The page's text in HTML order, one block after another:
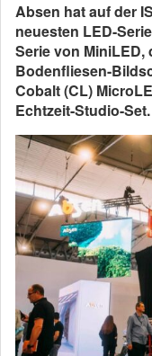
Absen hat auf der
neuesten LED-
Serie von MiniLED,
Bodenfliesen-
Cobalt (CL)
Echtzeit-Studio-Set.